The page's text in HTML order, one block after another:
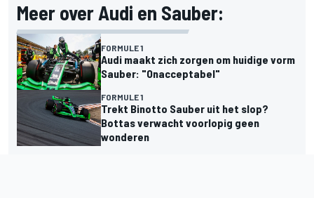
Meer over Audi en Sauber:
FORMULE 1
Audi maakt zich zorgen om huidige vorm
Sauber: "Onacceptabel"
FORMULE 1
Trekt Binotto Sauber uit het slop?
Bottas verwacht voorlopig geen
wonderen